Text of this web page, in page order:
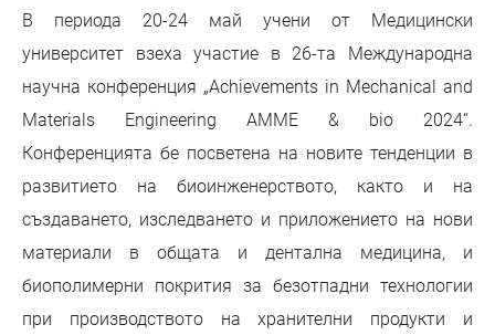
В периода 20-24 май учени от Медицински
университет взеха участие в 26-та Международна
научна конференция „Achievements in Mechanical and
Materials Engineering AMME & bio 2024“.
Конференцията бе посветена на новите тенденции в
развитието на биоинженерството, както и на
създаването, изследването и приложението на нови
материали в общата и дентална медицина, и
биополимерни покрития за безотпадни технологии
при производството на хранителни продукти и